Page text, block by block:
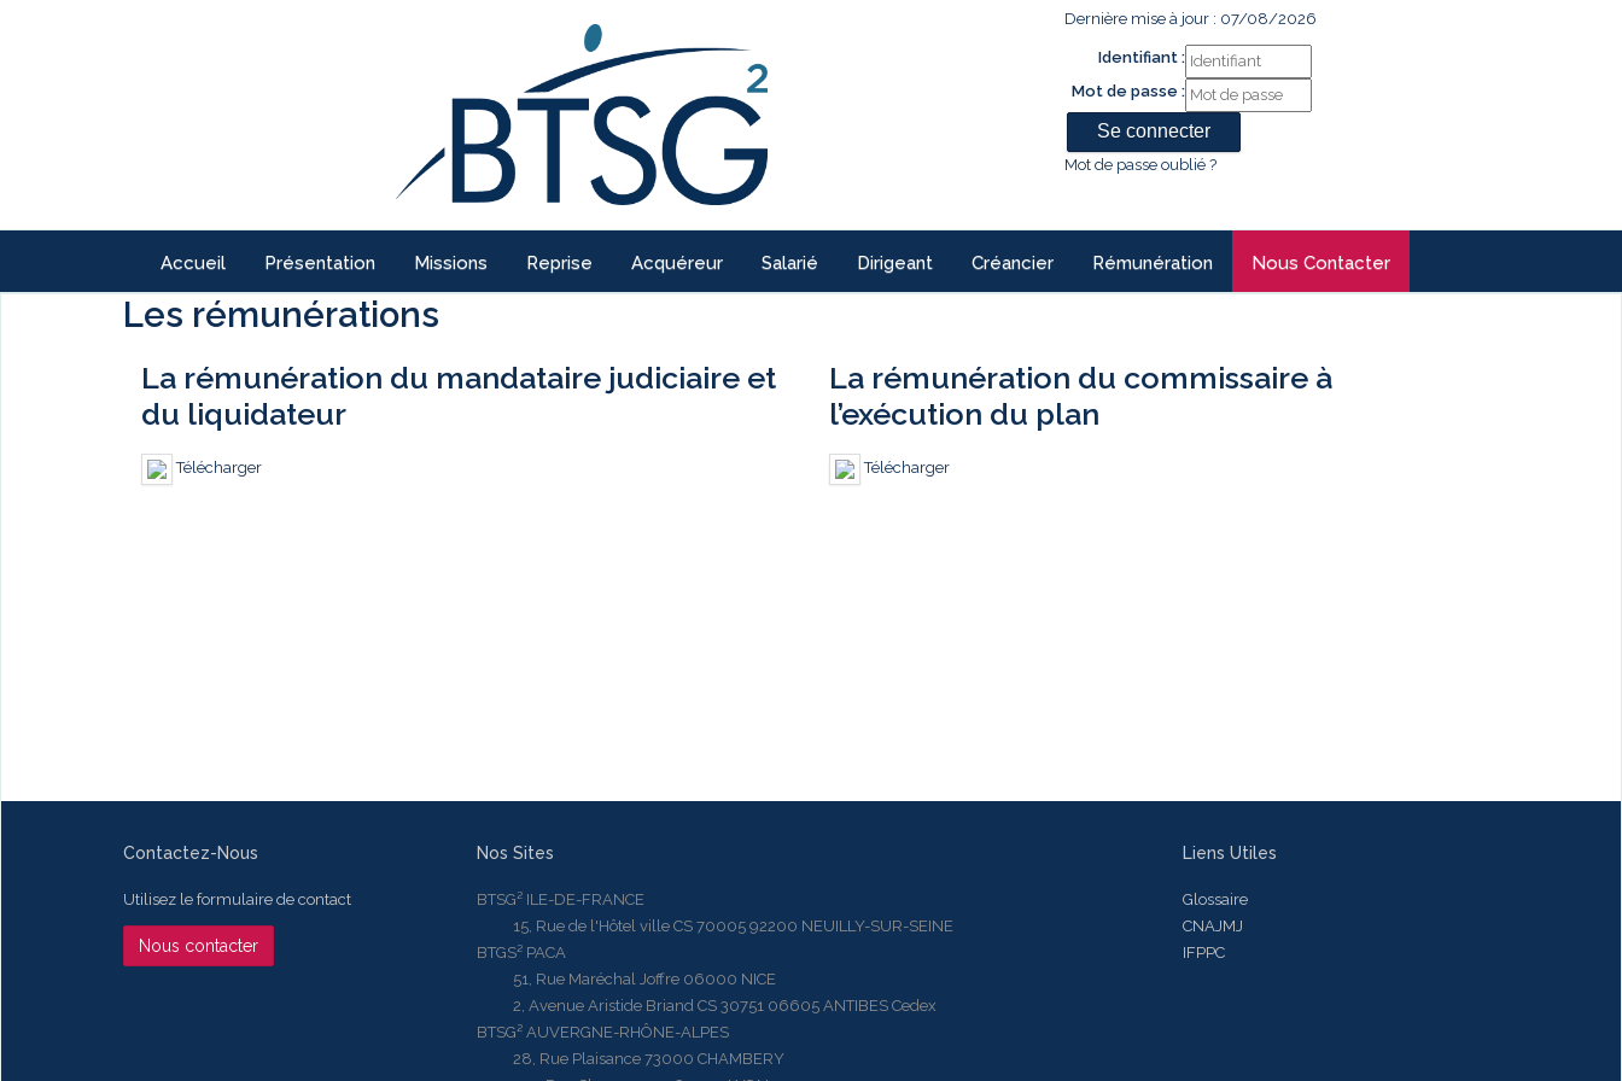
Dernière mise à jour : 07/08/2026
Identifiant :
Mot de passe :
Mot de passe oublié ?
Accueil Présentation Missions Reprise Acquéreur Salarié Dirigeant Créancier Rémunération Nous Contacter
Les rémunérations
La rémunération du mandataire judiciaire et
du liquidateur
Télécharger
La rémunération du commissaire à
l’exécution du plan
Télécharger
Contactez-Nous
Utilisez le formulaire de contact
Nous contacter
Nos Sites
BTSG² ILE-DE-FRANCE
15, Rue de l'Hôtel ville CS 70005 92200 NEUILLY-SUR-SEINE
BTGS² PACA
51, Rue Maréchal Joffre 06000 NICE
2, Avenue Aristide Briand CS 30751 06605 ANTIBES Cedex
BTSG² AUVERGNE-RHÔNE-ALPES
28, Rue Plaisance 73000 CHAMBERY
Liens Utiles
Glossaire
CNAJMJ
IFPPC